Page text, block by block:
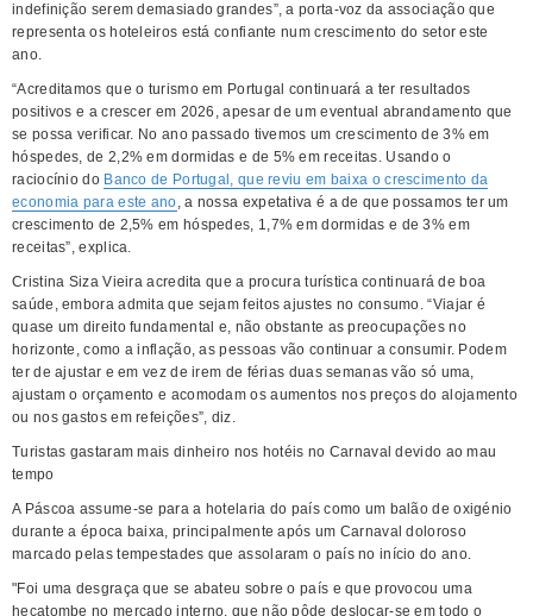
indefinição serem demasiado grandes”, a porta-voz da associação que
representa os hoteleiros está confiante num crescimento do setor este
ano.
“Acreditamos que o turismo em Portugal continuará a ter resultados
positivos e a crescer em 2026, apesar de um eventual abrandamento que
se possa verificar. No ano passado tivemos um crescimento de 3% em
hóspedes, de 2,2% em dormidas e de 5% em receitas. Usando o
raciocínio do Banco de Portugal, que reviu em baixa o crescimento da
economia para este ano, a nossa expetativa é a de que possamos ter um
crescimento de 2,5% em hóspedes, 1,7% em dormidas e de 3% em
receitas”, explica.
Cristina Siza Vieira acredita que a procura turística continuará de boa
saúde, embora admita que sejam feitos ajustes no consumo. “Viajar é
quase um direito fundamental e, não obstante as preocupações no
horizonte, como a inflação, as pessoas vão continuar a consumir. Podem
ter de ajustar e em vez de irem de férias duas semanas vão só uma,
ajustam o orçamento e acomodam os aumentos nos preços do alojamento
ou nos gastos em refeições”, diz.
Turistas gastaram mais dinheiro nos hotéis no Carnaval devido ao mau
tempo
A Páscoa assume-se para a hotelaria do país como um balão de oxigénio
durante a época baixa, principalmente após um Carnaval doloroso
marcado pelas tempestades que assolaram o país no início do ano.
"Foi uma desgraça que se abateu sobre o país e que provocou uma
hecatombe no mercado interno, que não pôde deslocar-se em todo o